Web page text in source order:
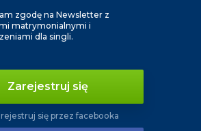
zgodę na Newsletter z
matrymonialnymi i
dla singli.
Zarejestruj się
się przez facebooka